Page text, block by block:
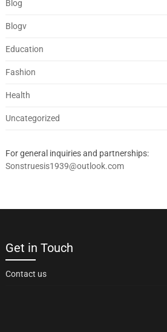
Blog
Blogv
Education
Fashion
Health
Uncategorized
For general inquiries and partnerships:
Sonstruesis1939@outlook.com
Get in Touch
Contact us